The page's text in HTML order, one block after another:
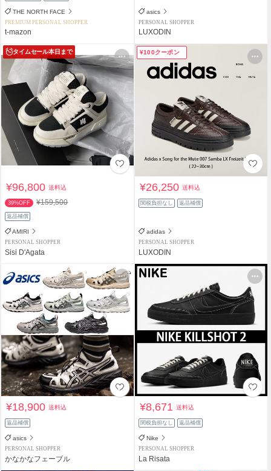
THE NORTH FACE
PREMIUM PERSONAL SHOPPER
t-mazon
asics
PERSONAL SHOPPER
LUXODIN
タイムセール本日まで
¥96,800送料込
39%OFF ¥159,500
返品補償
AMIRI
PERSONAL SHOPPER
Sisi D'Agata
¥100クーポン
¥26,250送料込
関税負担なし 返品補償
adidas
PERSONAL SHOPPER
LUXODIN
¥18,900送料込
返品補償
asics
PERSONAL SHOPPER
かなかなフェーブル
¥8,671送料込
関税負担なし 返品補償
Nike
PERSONAL SHOPPER
La Risata